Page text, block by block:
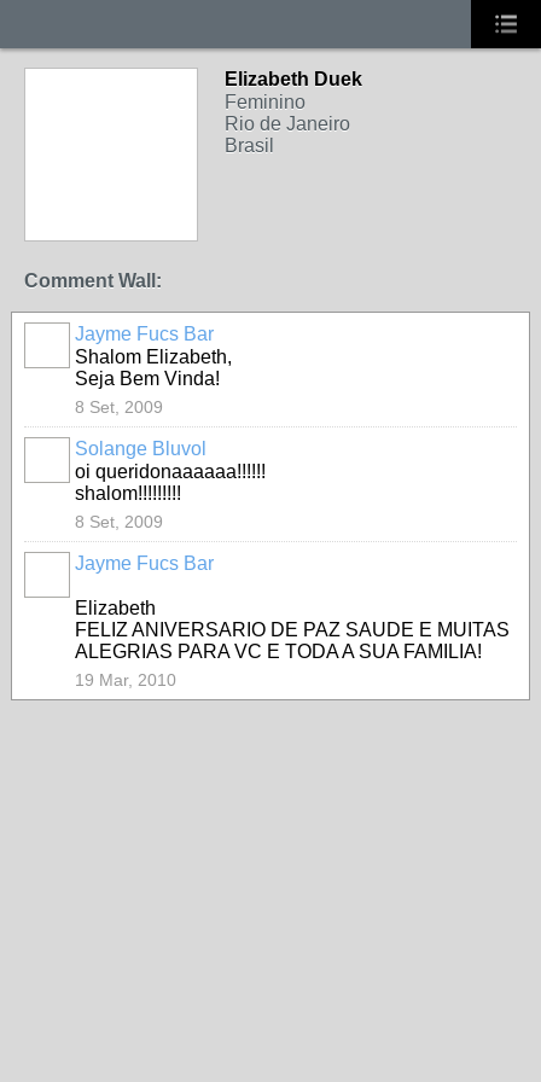
Elizabeth Duek
Feminino
Rio de Janeiro
Brasil
Comment Wall:
Jayme Fucs Bar
Shalom Elizabeth,
Seja Bem Vinda!
8 Set, 2009
Solange Bluvol
oi queridonaaaaaa!!!!!!
shalom!!!!!!!!!
8 Set, 2009
Jayme Fucs Bar
Elizabeth
FELIZ ANIVERSARIO DE PAZ SAUDE E MUITAS
ALEGRIAS PARA VC E TODA A SUA FAMILIA!
19 Mar, 2010